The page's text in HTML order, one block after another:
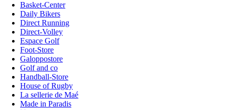
Basket-Center
Daily Bikers
Direct Running
Direct-Volley
Espace Golf
Foot-Store
Galoppostore
Golf and co
Handball-Store
House of Rugby
La sellerie de Maé
Made in Paradis